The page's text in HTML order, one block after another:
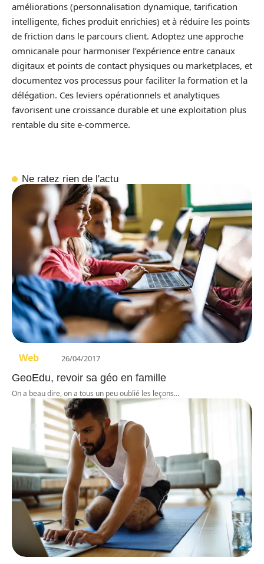
améliorations (personnalisation dynamique, tarification
intelligente, fiches produit enrichies) et à réduire les points
de friction dans le parcours client. Adoptez une approche
omnicanale pour harmoniser l’expérience entre canaux
digitaux et points de contact physiques ou marketplaces, et
documentez vos processus pour faciliter la formation et la
délégation. Ces leviers opérationnels et analytiques
favorisent une croissance durable et une exploitation plus
rentable du site e‑commerce.
Ne ratez rien de l'actu
Web 26/04/2017
GeoEdu, revoir sa géo en famille
On a beau dire, on a tous un peu oublié les leçons…